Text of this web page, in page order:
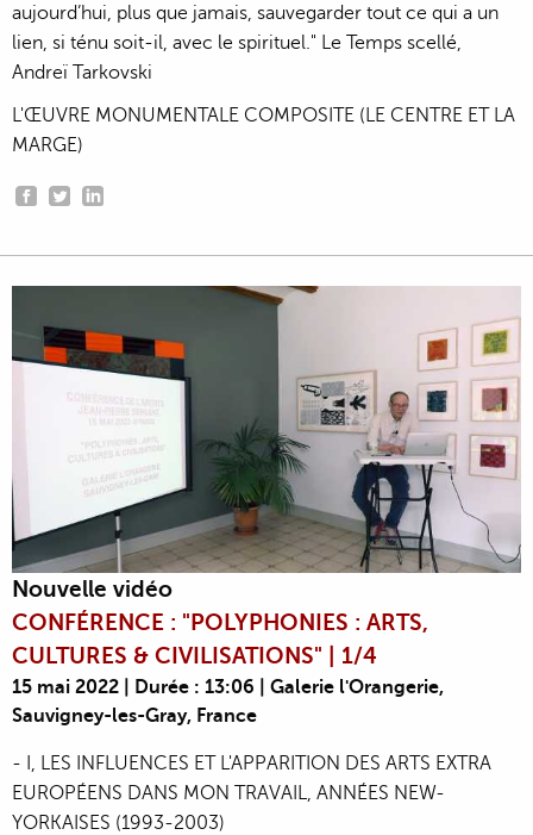
aujourd’hui, plus que jamais, sauvegarder tout ce qui a un
lien, si ténu soit-il, avec le spirituel." Le Temps scellé,
Andreï Tarkovski
L'ŒUVRE MONUMENTALE COMPOSITE (LE CENTRE ET LA
MARGE)
Nouvelle vidéo
CONFÉRENCE : "POLYPHONIES : ARTS,
CULTURES & CIVILISATIONS" | 1/4
15 mai 2022 | Durée : 13:06 | Galerie l'Orangerie,
Sauvigney-les-Gray, France
- I, LES INFLUENCES ET L'APPARITION DES ARTS EXTRA
EUROPÉENS DANS MON TRAVAIL, ANNÉES NEW-
YORKAISES (1993-2003)